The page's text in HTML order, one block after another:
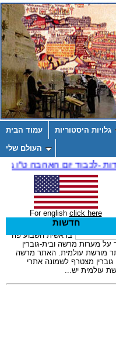
עמוד הבית גלויות היסטוריות
העולם שלי
For english click here
חדשות